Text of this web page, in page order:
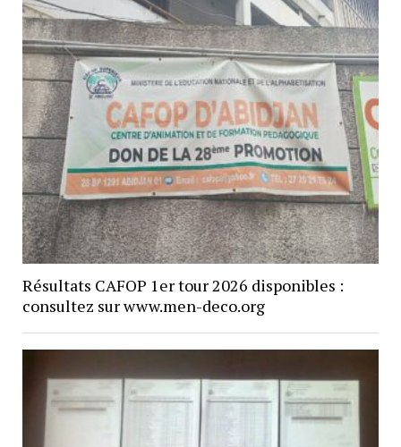
Résultats CAFOP 1er tour 2026 disponibles :
consultez sur www.men-deco.org